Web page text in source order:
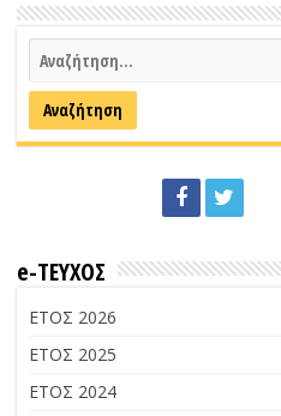
e-ΤΕΥΧΟΣ
ΕΤΟΣ 2026
ΕΤΟΣ 2025
ΕΤΟΣ 2024